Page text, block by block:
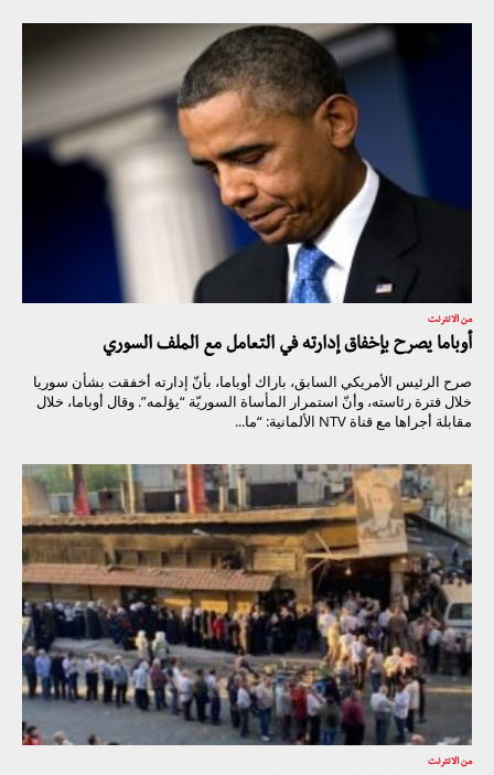
من الانترنت
أوباما يصرح بإخفاق إدارته في التعامل مع الملف السوري
صرح الرئيس الأمريكي السابق، باراك أوباما، بأنّ إدارته أخفقت بشأن سوريا
خلال فترة رئاسته، وأنّ استمرار المأساة السوريّة “يؤلمه”. وقال أوباما، خلال
مقابلة أجراها مع قناة NTV الألمانية: “ما...
من الانترنت